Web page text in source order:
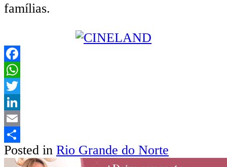
famílias.
Facebook
WhatsApp
Twitter
LinkedIn
Email
Share
Posted in Rio Grande do Norte